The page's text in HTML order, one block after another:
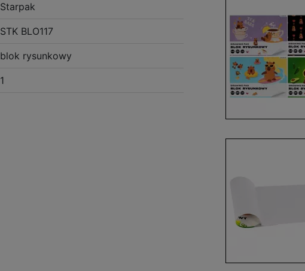
Starpak
STK BLO117
blok rysunkowy
1